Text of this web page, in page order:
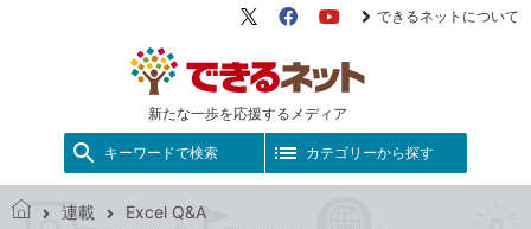
新たな一歩を応援するメディア
X（旧
FacebookYouTube
できるネットについて
キーワードで検索 カテゴリーから探す
連載
Excel Q&A